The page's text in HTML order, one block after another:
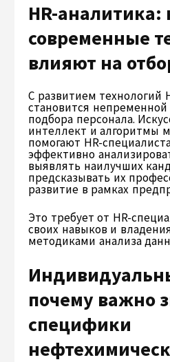
HR-аналитика:
современные
влияют на
С развитием технологий
становится
подбора персонала.
интеллект и алгоритмы
помогают HR-
эффективно
выявлять наилучших
предсказывать их
развитие в рамках
Это требует от HR-
своих навыков и
методиками анализа
почему важно
специфики